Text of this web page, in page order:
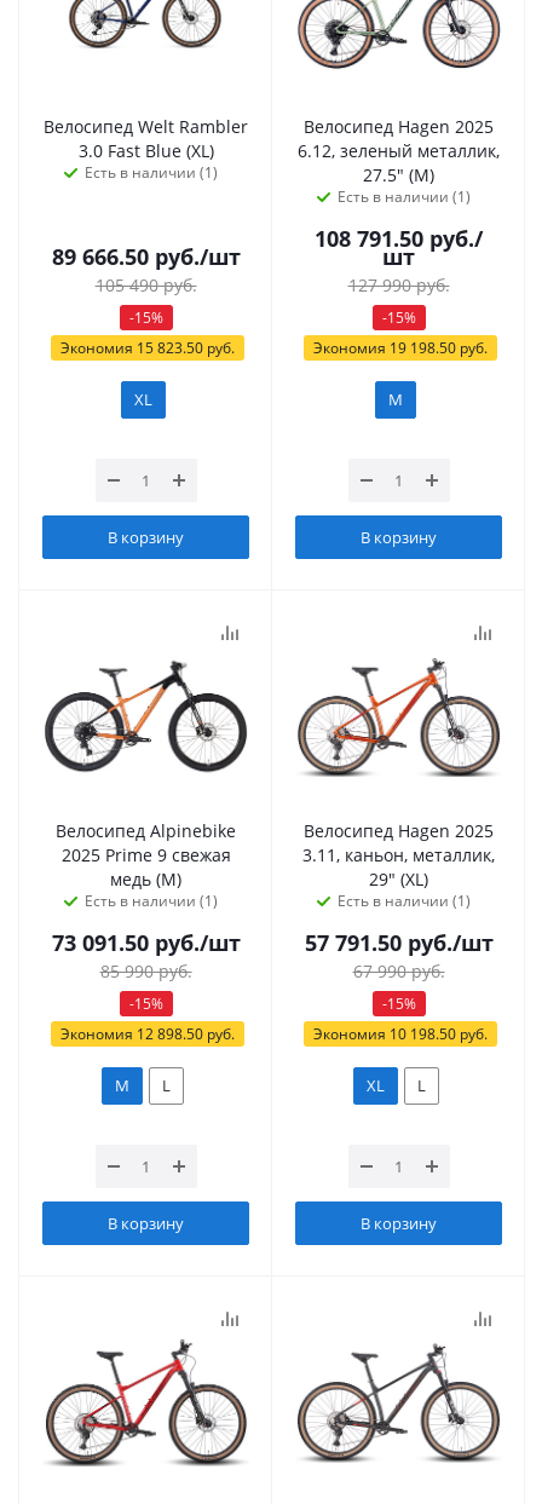
Велосипед Welt Rambler
3.0 Fast Blue (XL)
Есть в наличии (1)
89 666.50руб./шт
105 490руб.
-15%
Экономия 15 823.50 руб.
XL
В корзину
Велосипед Hagen 2025
6.12, зеленый металлик,
27.5" (M)
Есть в наличии (1)
108 791.50 руб./
шт
127 990руб.
-15%
Экономия 19 198.50 руб.
M
В корзину
Велосипед Alpinebike
2025 Prime 9 свежая
медь (M)
Есть в наличии (1)
73 091.50руб./шт
85 990руб.
-15%
Экономия 12 898.50 руб.
M L
В корзину
Велосипед Hagen 2025
3.11, каньон, металлик,
29" (XL)
Есть в наличии (1)
57 791.50руб./шт
67 990руб.
-15%
Экономия 10 198.50 руб.
XL L
В корзину